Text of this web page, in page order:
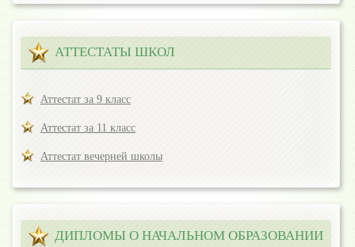
АТТЕСТАТЫ ШКОЛ
Аттестат за 9 класс
Аттестат за 11 класс
Аттестат вечерней школы
ДИПЛОМЫ О НАЧАЛЬНОМ ОБРАЗОВАНИИ